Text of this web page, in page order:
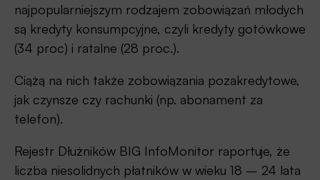
najpopularniejszym rodzajem zobowiązań młodych
są kredyty konsumpcyjne, czyli kredyty gotówkowe
(34 proc) i ratalne (28 proc.).
Ciążą na nich także zobowiązania pozakredytowe,
jak czynsze czy rachunki (np. abonament za
telefon).
Rejestr Dłużników BIG InfoMonitor raportuje, że
liczba niesolidnych płatników w wieku 18 – 24 lata